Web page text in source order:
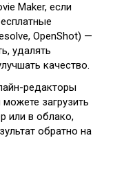
Maker, если
OpenShot) —
удалять
качество.
редакторы
загрузить
или в облако,
обратно на